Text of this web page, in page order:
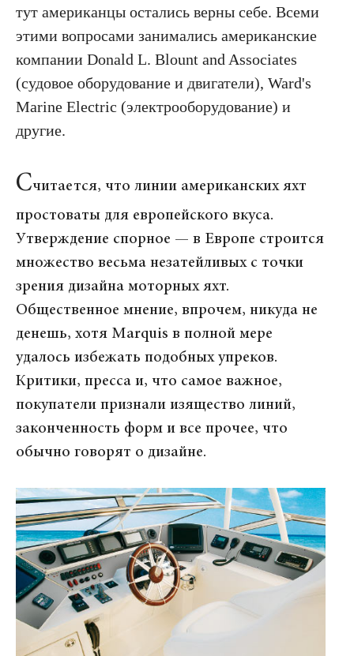
тут американцы остались верны себе. Всеми
этими вопросами занимались американские
компании Donald L. Blount and Associates
(судовое оборудование и двигатели), Ward's
Marine Electric (электрооборудование) и
другие.
Считается, что линии американских яхт
простоваты для европейского вкуса.
Утверждение спорное — в Европе строится
множество весьма незатейливых с точки
зрения дизайна моторных яхт.
Общественное мнение, впрочем, никуда не
денешь, хотя Marquis в полной мере
удалось избежать подобных упреков.
Критики, пресса и, что самое важное,
покупатели признали изящество линий,
законченность форм и все прочее, что
обычно говорят о дизайне.